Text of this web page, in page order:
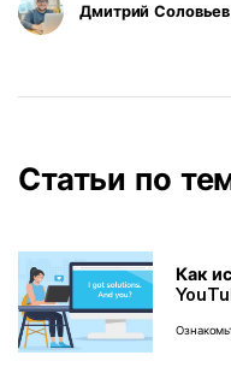
Дмитрий Соловьев
Статьи по
Как